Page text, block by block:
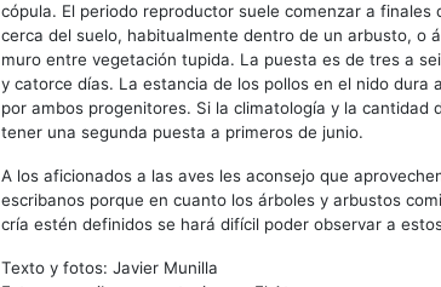
cópula. El periodo reproductor suele comenzar a finales
cerca del suelo, habitualmente dentro de un arbusto, o
muro entre vegetación tupida. La puesta es de tres a
y catorce días. La estancia de los pollos en el nido dura
por ambos progenitores. Si la climatología y la cantidad
tener una segunda puesta a primeros de junio.
A los aficionados a las aves les aconsejo que
escribanos porque en cuanto los árboles y arbustos
cría estén definidos se hará difícil poder observar a
Texto y fotos: Javier Munilla